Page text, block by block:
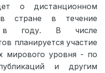
о дистанционном
стране в течение
в году. В числе
планируется участие
мирового уровня - по
и другим